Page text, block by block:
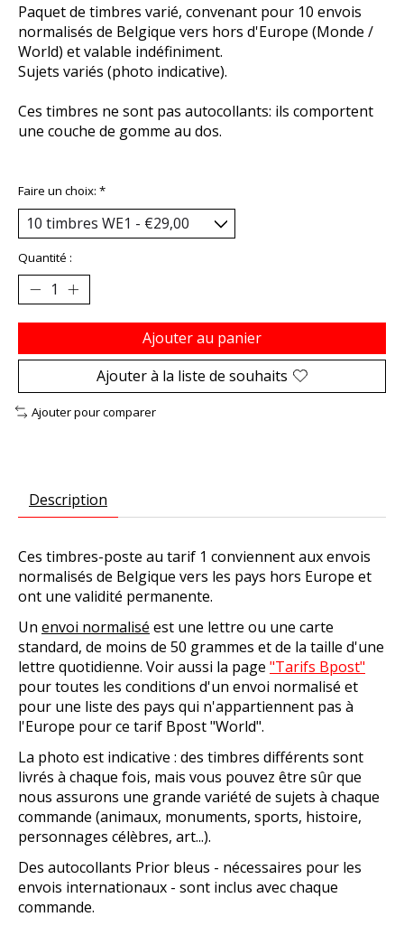
Paquet de timbres varié, convenant pour 10 envois
normalisés de Belgique vers hors d'Europe (Monde /
World) et valable indéfiniment.
Sujets variés (photo indicative).
Ces timbres ne sont pas autocollants: ils comportent
une couche de gomme au dos.
Faire un choix: *
Quantité :
Ajouter au panier
Ajouter à la liste de souhaits
Ajouter pour comparer
Description
Ces timbres-poste au tarif 1 conviennent aux envois
normalisés de Belgique vers les pays hors Europe et
ont une validité permanente.
Un envoi normalisé est une lettre ou une carte
standard, de moins de 50 grammes et de la taille d'une
lettre quotidienne. Voir aussi la page "Tarifs Bpost"
pour toutes les conditions d'un envoi normalisé et
pour une liste des pays qui n'appartiennent pas à
l'Europe pour ce tarif Bpost "World".
La photo est indicative : des timbres différents sont
livrés à chaque fois, mais vous pouvez être sûr que
nous assurons une grande variété de sujets à chaque
commande (animaux, monuments, sports, histoire,
personnages célèbres, art...).
Des autocollants Prior bleus - nécessaires pour les
envois internationaux - sont inclus avec chaque
commande.